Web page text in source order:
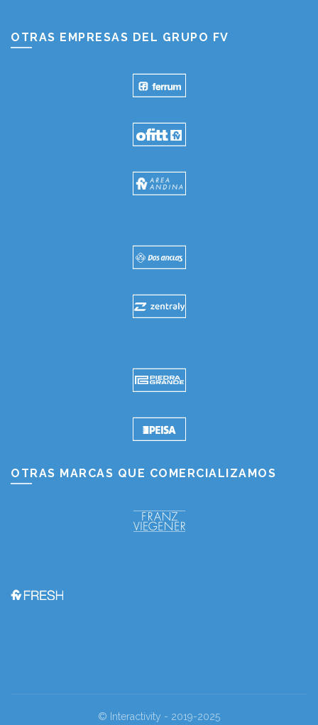
OTRAS EMPRESAS DEL GRUPO FV
OTRAS MARCAS QUE COMERCIALIZAMOS
© Interactivity - 2019-2025